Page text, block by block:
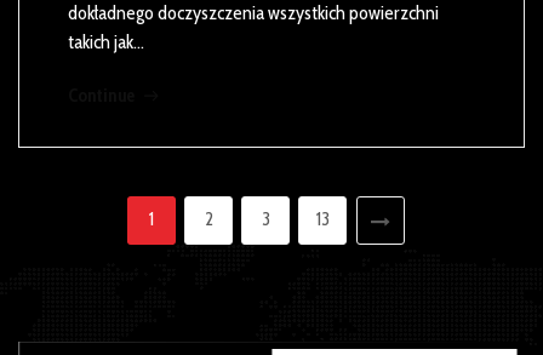
dokładnego doczyszczenia wszystkich powierzchni
takich jak…
1 2 3 13